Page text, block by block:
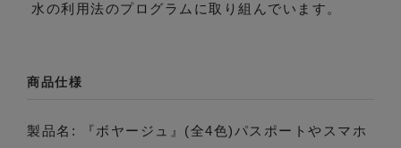
水の利用法のプログラムに取り組んでいます。
商品仕様
製品名: 『ボヤージュ』(全4色)パスポートやスマホ